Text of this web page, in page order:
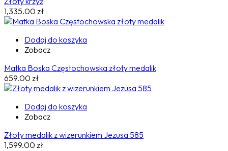
1,335.00 zł
Dodaj do koszyka
Zobacz
Matka Boska Częstochowska złoty medalik
659.00 zł
Dodaj do koszyka
Zobacz
Złoty medalik z wizerunkiem Jezusa 585
1,599.00 zł